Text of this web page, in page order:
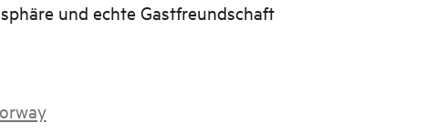
und echte Gastfreundschaft